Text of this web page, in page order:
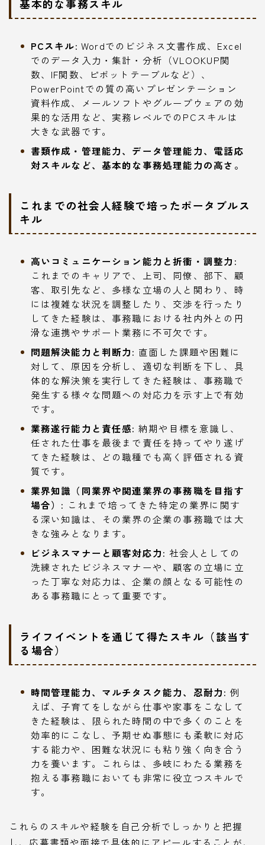
基本的な事務スキル
PCスキル: Wordでのビジネス文書作成、Excel
でのデータ入力・集計・分析（VLOOKUP関
数、IF関数、ピボットテーブルなど）、
PowerPointでの質の高いプレゼンテーション
資料作成、メールソフトやグループウェアの効
果的な活用など、実務レベルでのPCスキルは
大きな武器です。
書類作成・管理能力、データ管理能力、電話応
対スキルなど、基本的な事務処理能力の高さ。
これまでの社会人経験で培ったポータブルス
キル
高いコミュニケーション能力と折衝・調整力:
これまでのキャリアで、上司、同僚、部下、顧
客、取引先など、多様な立場の人と関わり、時
には複雑な状況を調整したり、交渉を行ったり
してきた経験は、事務職における社内外との円
滑な連携やサポート業務に不可欠です。
問題解決能力と判断力: 直面した課題や困難に
対して、原因を分析し、適切な判断を下し、具
体的な解決策を実行してきた経験は、事務職で
発生する様々な問題への対応力を示す上で有効
です。
業務遂行能力と責任感: 納期や目標を意識し、
任された仕事を最後まで責任を持ってやり遂げ
てきた経験は、どの職種でも高く評価される資
質です。
業界知識（同業界や関連業界の事務職を目指す
場合）: これまで培ってきた特定の業界に関す
る深い知識は、その業界の企業の事務職では大
きな強みとなります。
ビジネスマナーと顧客対応力: 社会人としての
洗練されたビジネスマナーや、顧客の立場に立
った丁寧な対応力は、企業の顔となる可能性の
ある事務職にとって重要です。
ライフイベントを通じて得たスキル（該当す
る場合）
時間管理能力、マルチタスク能力、忍耐力: 例
えば、子育てをしながら仕事や家事をこなして
きた経験は、限られた時間の中で多くのことを
効率的にこなし、予期せぬ事態にも柔軟に対応
する能力や、困難な状況にも粘り強く向き合う
力を養います。これらは、多岐にわたる業務を
抱える事務職においても非常に役立つスキルで
す。
これらのスキルや経験を自己分析でしっかりと把握
し、応募書類や面接で具体的にアピールすることが、